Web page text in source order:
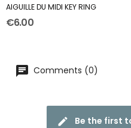
AIGUILLE DU MIDI KEY RING
€6.00
Comments (0)
Be the first